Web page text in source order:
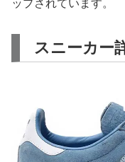
ップされています。
スニーカー